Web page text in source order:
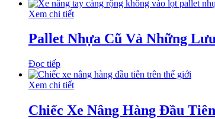
Xem chi tiết
Pallet Nhựa Cũ Và Những
Đọc tiếp
Xem chi tiết
Chiếc Xe Nâng Hàng Đầu